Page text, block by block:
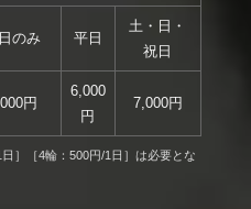
のみ 平日
土・日・
祝日
円
6,000
円
7,000円
］［4輪：500円/1日］は必要とな